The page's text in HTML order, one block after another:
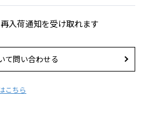
入荷通知を受け取れます
て問い合わせる
こちら